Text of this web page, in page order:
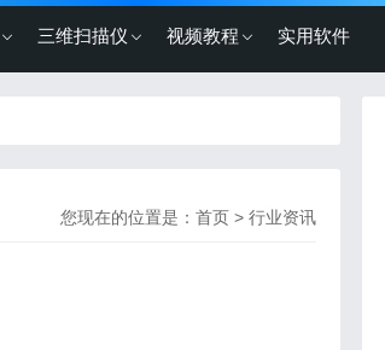
三维扫描仪 视频教程 实用软件
您现在的位置是： 首页 > 行业资讯